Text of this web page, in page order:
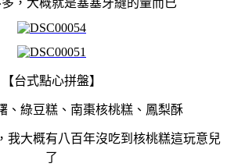
【台式點心拼盤】
、綠豆糕、南棗核桃糕、鳳梨酥
我大概有八百年沒吃到核桃糕這玩意兒
了